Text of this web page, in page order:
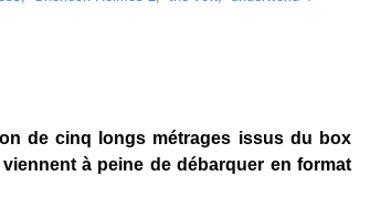
de cinq longs métrages issus du box
à peine de débarquer en format